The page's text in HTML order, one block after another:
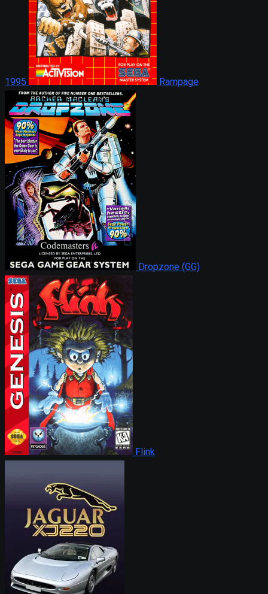
1995 Rampage
Dropzone (GG)
Flink